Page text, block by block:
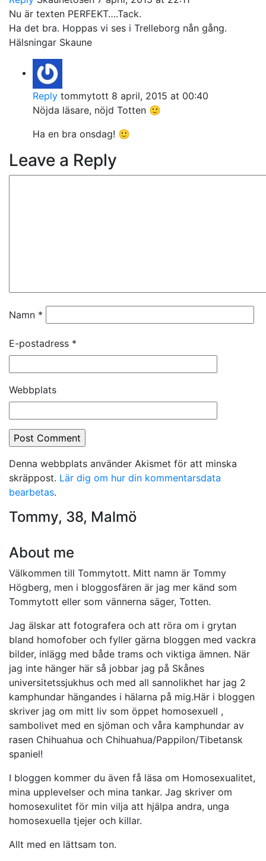
Nu är texten PERFEKT….Tack.
Ha det bra. Hoppas vi ses i Trelleborg nån gång.
Hälsningar Skaune
Reply tommytott 8 april, 2015 at 00:40
Nöjda läsare, nöjd Totten 🙂
Ha en bra onsdag! 🙂
Leave a Reply
Namn *
E-postadress *
Webbplats
Denna webbplats använder Akismet för att minska
skräppost. Lär dig om hur din kommentarsdata
bearbetas.
Tommy, 38, Malmö
About me
Välkommen till Tommytott. Mitt namn är Tommy
Högberg, men i bloggosfären är jag mer känd som
Tommytott eller som vännerna säger, Totten.
Jag älskar att fotografera och att röra om i grytan
bland homofober och fyller gärna bloggen med vackra
bilder, inlägg med både trams och viktiga ämnen. När
jag inte hänger här så jobbar jag på Skånes
universitetssjukhus och med all sannolikhet har jag 2
kamphundar hängandes i hälarna på mig.Här i bloggen
skriver jag om mitt liv som öppet homosexuell ,
sambolivet med en sjöman och våra kamphundar av
rasen Chihuahua och Chihuahua/Pappilon/Tibetansk
spaniel!
I bloggen kommer du även få läsa om Homosexualitet,
mina upplevelser och mina tankar. Jag skriver om
homosexulitet för min vilja att hjälpa andra, unga
homosexuella tjejer och killar.
Allt med en lättsam ton.